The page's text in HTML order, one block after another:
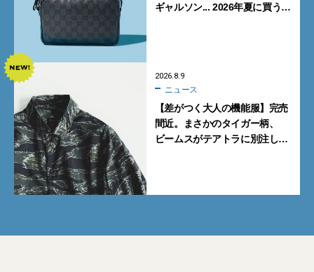
ギャルソン... 2026年夏に買うべ
2026.8.9
ニュース
【差がつく大人の機能服】完売
間近。まさかのタイガー柄、
ビームスがテアトラに別注した